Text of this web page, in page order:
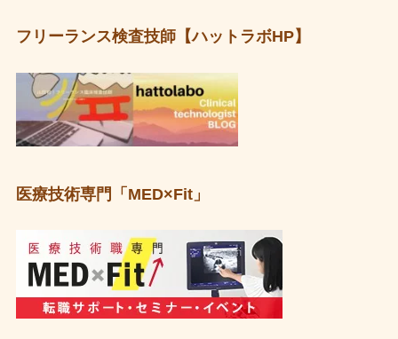
フリーランス検査技師【ハットラボHP】
医療技術専門「MED×Fit」